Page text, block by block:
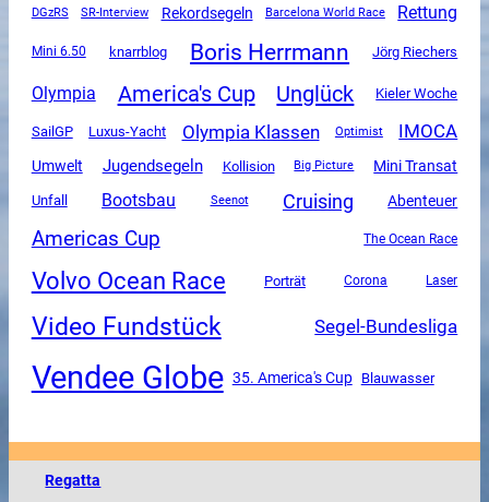
DGzRS SR-Interview Rekordsegeln Barcelona World Race Rettung
Mini 6.50 knarrblog Boris Herrmann Jörg Riechers
Olympia America's Cup Unglück Kieler Woche
SailGP Luxus-Yacht Olympia Klassen Optimist IMOCA
Umwelt Jugendsegeln Kollision Big Picture Mini Transat
Unfall Bootsbau Seenot Cruising Abenteuer
Americas Cup The Ocean Race
Volvo Ocean Race Porträt Corona Laser
Video Fundstück Segel-Bundesliga
Vendee Globe 35. America's Cup Blauwasser
Regatta